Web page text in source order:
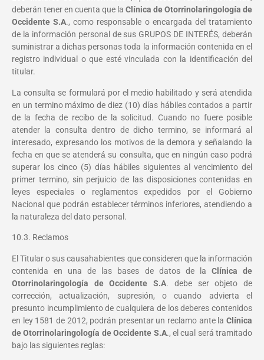
deberán tener en cuenta que la Clínica de Otorrinolaringología de
Occidente S.A., como responsable o encargada del tratamiento
de la información personal de sus GRUPOS DE INTERÉS, deberán
suministrar a dichas personas toda la información contenida en el
registro individual o que esté vinculada con la identificación del
titular.
La consulta se formulará por el medio habilitado y será atendida
en un termino máximo de diez (10) días hábiles contados a partir
de la fecha de recibo de la solicitud. Cuando no fuere posible
atender la consulta dentro de dicho termino, se informará al
interesado, expresando los motivos de la demora y señalando la
fecha en que se atenderá́ su consulta, que en ningún caso podrá
superar los cinco (5) días hábiles siguientes al vencimiento del
primer termino, sin perjuicio de las disposiciones contenidas en
leyes especiales o reglamentos expedidos por el Gobierno
Nacional que podrán establecer términos inferiores, atendiendo a
la naturaleza del dato personal.
10.3. Reclamos
El Titular o sus causahabientes que consideren que la información
contenida en una de las bases de datos de la Clínica de
Otorrinolaringología de Occidente S.A. debe ser objeto de
corrección, actualización, supresión, o cuando advierta el
presunto incumplimiento de cualquiera de los deberes contenidos
en ley 1581 de 2012, podrán presentar un reclamo ante la Clínica
de Otorrinolaringología de Occidente S.A., el cual será tramitado
bajo las siguientes reglas: